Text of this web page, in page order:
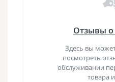
Отзывы о
Здесь вы
посмотреть
обслуживании
товара